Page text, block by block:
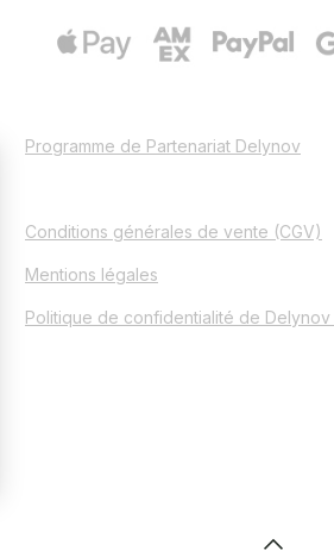
Programme de Partenariat Delynov
Conditions générales de vente (CGV)
Mentions légales
Politique de confidentialité de Delynov